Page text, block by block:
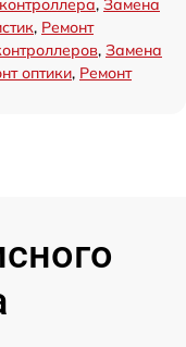
, Ремонт
, Замена
оптики, Ремонт